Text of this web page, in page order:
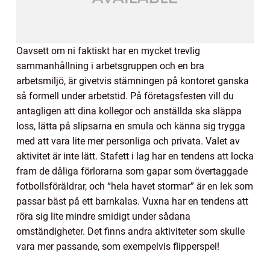
Oavsett om ni faktiskt har en mycket trevlig
sammanhållning i arbetsgruppen och en bra
arbetsmiljö, är givetvis stämningen på kontoret ganska
så formell under arbetstid. På företagsfesten vill du
antagligen att dina kollegor och anställda ska släppa
loss, lätta på slipsarna en smula och känna sig trygga
med att vara lite mer personliga och privata. Valet av
aktivitet är inte lätt. Stafett i lag har en tendens att locka
fram de dåliga förlorarna som gapar som övertaggade
fotbollsföräldrar, och “hela havet stormar” är en lek som
passar bäst på ett barnkalas. Vuxna har en tendens att
röra sig lite mindre smidigt under sådana
omständigheter. Det finns andra aktiviteter som skulle
vara mer passande, som exempelvis flipperspel!